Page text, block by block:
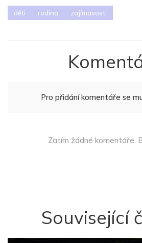
děti rodina zajímavosti
Pro přidání komentáře se
Zatím žádné komentáře.
Související